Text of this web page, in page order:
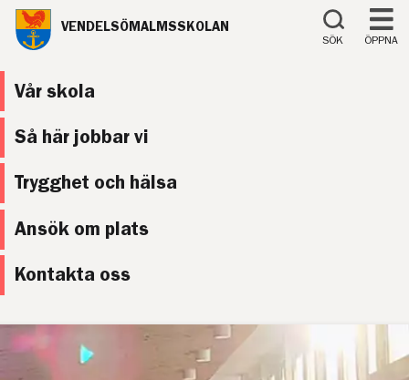
Till innehåll på sidan
VENDELSÖMALMSSKOLAN
SÖK ÖPPNA
Vår skola
Så här jobbar vi
Trygghet och hälsa
Ansök om plats
Kontakta oss